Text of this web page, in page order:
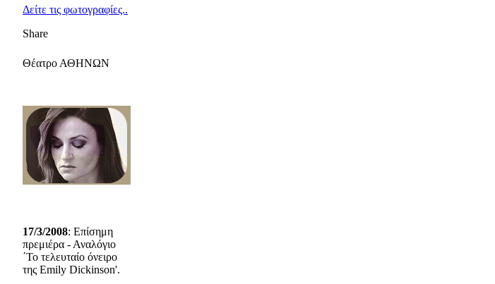
Δείτε τις φωτογραφίες..
Share
Θέατρο ΑΘΗΝΩΝ
17/3/2008: Επίσημη
πρεμιέρα - Αναλόγιο
΄Το τελευταίο όνειρο
της Emily Dickinson'.